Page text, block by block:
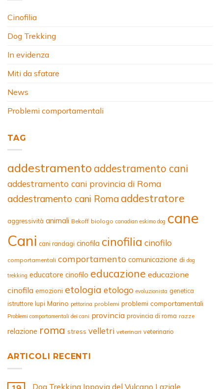
Cinofilia
Dog Trekking
In evidenza
Miti da sfatare
News
Problemi comportamentali
TAG
addestramento addestramento cani
addestramento cani provincia di Roma
addestramento cani Roma addestratore
aggressività animali Bekoff biologo canadian eskimo dog cane
Cani cani randagi cinofila cinofilia cinofilo
comportamentali comportamento comunicazione di dog
trekking educatore cinofilo educazione educazione
cinofila emozioni etologia etologo evoluzionista genetica
istruttore lupi Marino pettorina problemi problemi comportamentali
Problemi comportamentali dei cani provincia provincia di roma razze
relazione roma stress velletri veterinari veterinario
ARTICOLI RECENTI
Dog Trekking Ippovia del Vulcano Laziale